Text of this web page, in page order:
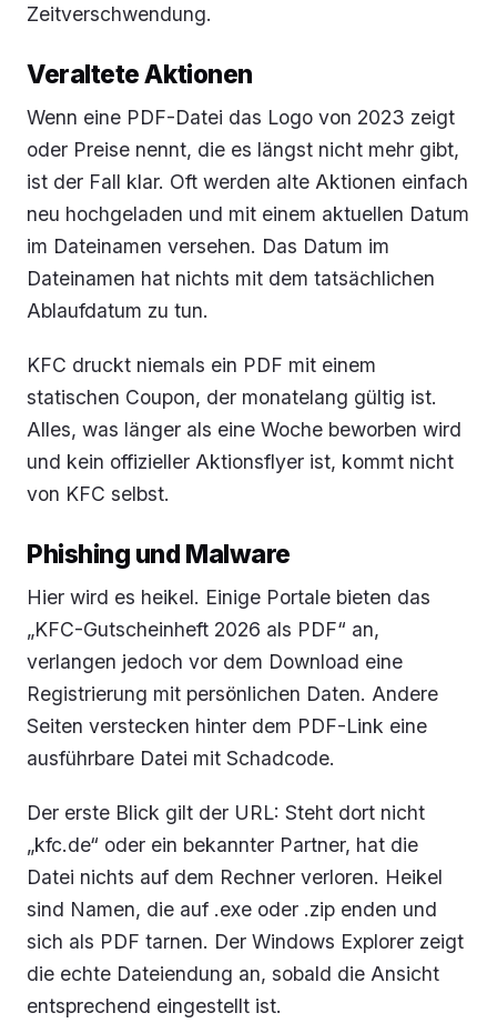
Zeitverschwendung.
Veraltete Aktionen
Wenn eine PDF-Datei das Logo von 2023 zeigt
oder Preise nennt, die es längst nicht mehr gibt,
ist der Fall klar. Oft werden alte Aktionen einfach
neu hochgeladen und mit einem aktuellen Datum
im Dateinamen versehen. Das Datum im
Dateinamen hat nichts mit dem tatsächlichen
Ablaufdatum zu tun.
KFC druckt niemals ein PDF mit einem
statischen Coupon, der monatelang gültig ist.
Alles, was länger als eine Woche beworben wird
und kein offizieller Aktionsflyer ist, kommt nicht
von KFC selbst.
Phishing und Malware
Hier wird es heikel. Einige Portale bieten das
„KFC-Gutscheinheft 2026 als PDF“ an,
verlangen jedoch vor dem Download eine
Registrierung mit persönlichen Daten. Andere
Seiten verstecken hinter dem PDF-Link eine
ausführbare Datei mit Schadcode.
Der erste Blick gilt der URL: Steht dort nicht
„kfc.de“ oder ein bekannter Partner, hat die
Datei nichts auf dem Rechner verloren. Heikel
sind Namen, die auf .exe oder .zip enden und
sich als PDF tarnen. Der Windows Explorer zeigt
die echte Dateiendung an, sobald die Ansicht
entsprechend eingestellt ist.